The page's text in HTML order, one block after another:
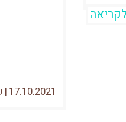
17.10.2021
|